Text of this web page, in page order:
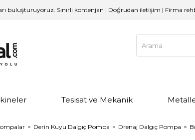
buluşturuyoruz. Sınırlı kontenjan | Doğrudan iletişim | Firma
Tesisat ve Mekanik
Derin Kuyu Dalgıç Pompa Drenaj Dalgıç Pompa